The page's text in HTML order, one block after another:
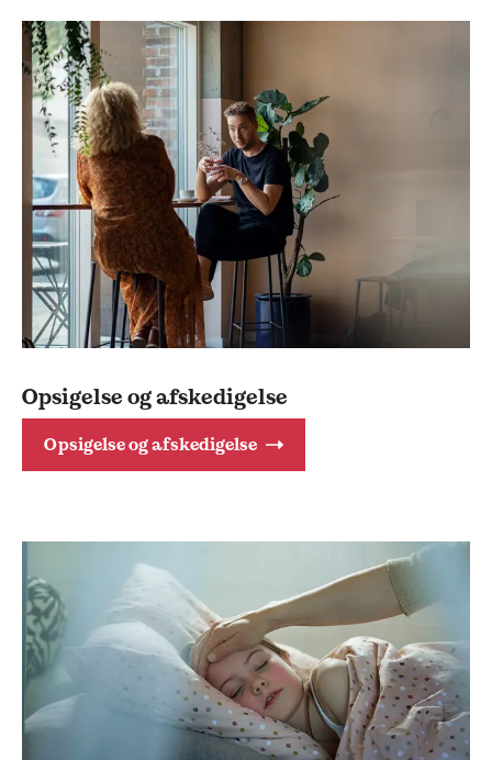
Opsigelse og afskedigelse
Opsigelse og afskedigelse